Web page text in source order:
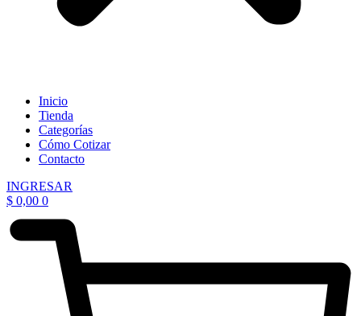
Inicio
Tienda
Categorías
Cómo Cotizar
Contacto
INGRESAR
$ 0,00 0